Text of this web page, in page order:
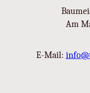
Am
E-Mail: